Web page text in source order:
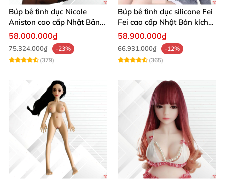
Búp bê tình dục Nicole
Aniston cao cấp Nhật Bản
giá tốt
58.000.000₫
75.324.000₫
-23%
(379)
Búp bê tình dục silicone Fei
Fei cao cấp Nhật Bản kích
thích đỉnh
58.900.000₫
66.931.000₫
-12%
(365)